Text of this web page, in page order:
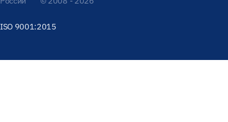
ISO 9001:2015